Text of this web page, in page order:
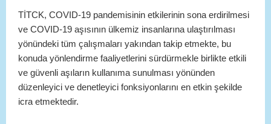
TİTCK, COVID-19 pandemisinin etkilerinin sona erdirilmesi
ve COVID-19 aşısının ülkemiz insanlarına ulaştırılması
yönündeki tüm çalışmaları yakından takip etmekte, bu
konuda yönlendirme faaliyetlerini sürdürmekle birlikte etkili
ve güvenli aşıların kullanıma sunulması yönünden
düzenleyici ve denetleyici fonksiyonlarını en etkin şekilde
icra etmektedir.